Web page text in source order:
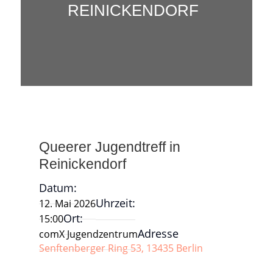
REINICKENDORF
Queerer Jugendtreff in
Reinickendorf
Datum:
12. Mai 2026Uhrzeit:
15:00Ort:
comX JugendzentrumAdresse
Senftenberger Ring 53, 13435 Berlin